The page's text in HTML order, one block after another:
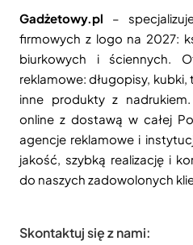
Gadżetowy.pl –
firmowych z logo na 2027:
biurkowych i ściennych.
reklamowe: długopisy, kubki,
inne produkty z nadrukiem.
online z dostawą w całej
agencje reklamowe i
jakość, szybką realizację i
do naszych zadowolonych
Skontaktuj się z nami: